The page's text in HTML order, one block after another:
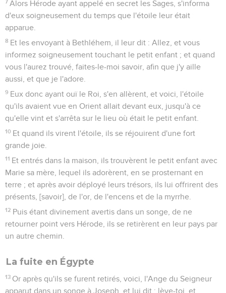
7 Alors Hérode ayant appelé en secret les Sages, s'informa
d'eux soigneusement du temps que l'étoile leur était
apparue.
8 Et les envoyant à Bethléhem, il leur dit : Allez, et vous
informez soigneusement touchant le petit enfant ; et quand
vous l'aurez trouvé, faites-le-moi savoir, afin que j'y aille
aussi, et que je l'adore.
9 Eux donc ayant ouï le Roi, s'en allèrent, et voici, l'étoile
qu'ils avaient vue en Orient allait devant eux, jusqu'à ce
qu'elle vint et s'arrêta sur le lieu où était le petit enfant.
10 Et quand ils virent l'étoile, ils se réjouirent d'une fort
grande joie.
11 Et entrés dans la maison, ils trouvèrent le petit enfant avec
Marie sa mère, lequel ils adorèrent, en se prosternant en
terre ; et après avoir déployé leurs trésors, ils lui offrirent des
présents, [savoir], de l'or, de l'encens et de la myrrhe.
12 Puis étant divinement avertis dans un songe, de ne
retourner point vers Hérode, ils se retirèrent en leur pays par
un autre chemin.
La fuite en Égypte
13 Or après qu'ils se furent retirés, voici, l'Ange du Seigneur
apparut dans un songe à Joseph, et lui dit : lève-toi, et